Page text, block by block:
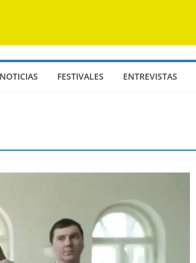
NOTICIAS FESTIVALES ENTREVISTAS